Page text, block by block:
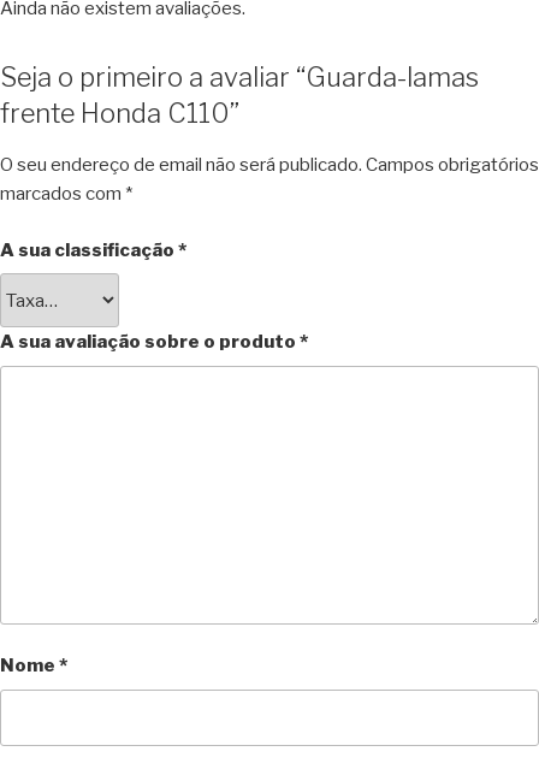
Ainda não existem avaliações.
Seja o primeiro a avaliar “Guarda-lamas
frente Honda C110”
O seu endereço de email não será publicado. Campos obrigatórios
marcados com *
A sua classificação *
A sua avaliação sobre o produto *
Nome *